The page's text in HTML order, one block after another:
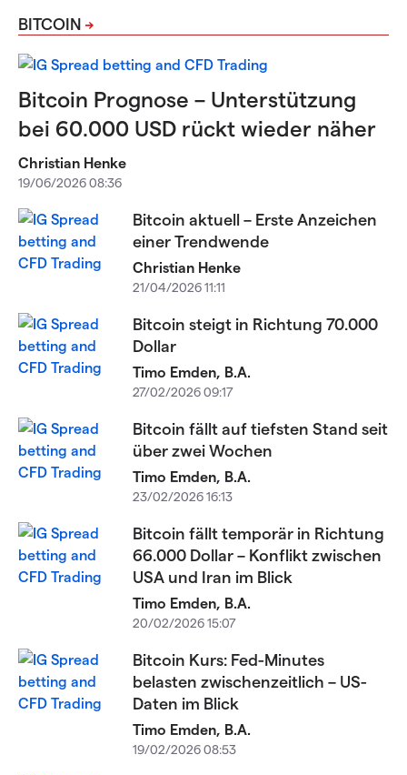
BITCOIN
Bitcoin Prognose – Unterstützung
bei 60.000 USD rückt wieder näher
Christian Henke
19/06/2026 08:36
Bitcoin aktuell – Erste Anzeichen
einer Trendwende
Christian Henke
21/04/2026 11:11
Bitcoin steigt in Richtung 70.000
Dollar
Timo Emden, B.A.
27/02/2026 09:17
Bitcoin fällt auf tiefsten Stand seit
über zwei Wochen
Timo Emden, B.A.
23/02/2026 16:13
Bitcoin fällt temporär in Richtung
66.000 Dollar – Konflikt zwischen
USA und Iran im Blick
Timo Emden, B.A.
20/02/2026 15:07
Bitcoin Kurs: Fed-Minutes
belasten zwischenzeitlich – US-
Daten im Blick
Timo Emden, B.A.
19/02/2026 08:53